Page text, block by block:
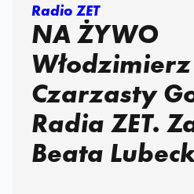
Radio ZET
NA ŻYWO
Włodzimierz
Czarzasty
Radia ZET.
Beata